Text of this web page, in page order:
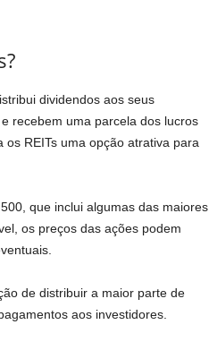
dividendos aos seus
recebem uma parcela dos lucros
REITs uma opção atrativa para
que inclui algumas das maiores
os preços das ações podem
de distribuir a maior parte de
aos investidores.